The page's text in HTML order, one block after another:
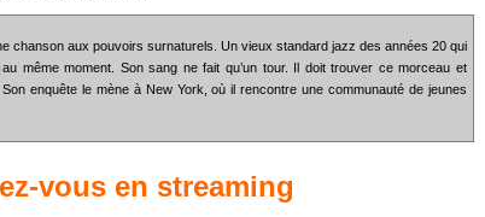
chanson aux pouvoirs surnaturels. Un vieux standard jazz des années 20 qui
même moment. Son sang ne fait qu’un tour. Il doit trouver ce morceau et
enquête le mène à New York, où il rencontre une communauté de jeunes
vous en streaming